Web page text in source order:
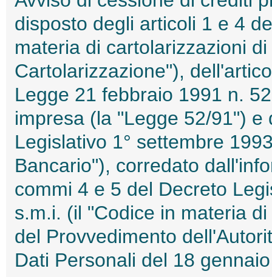
disposto degli articoli 1 e 4
materia di cartolarizzazioni
Cartolarizzazione"),
Legge 21 febbraio 1991 n.
impresa (la "Legge 52/91")
Legislativo 1° settembre
Bancario"), corredato
commi 4 e 5 del Decreto
s.m.i. (il "Codice in materia
del Provvedimento
Dati Personali del 18